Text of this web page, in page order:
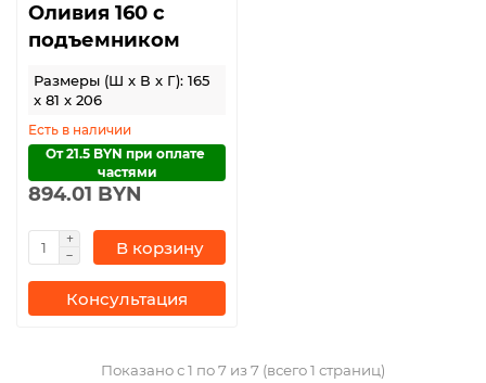
Оливия 160 с
подъемником
Размеры (Ш x В x Г): 165
x 81 x 206
Есть в наличии
От 21.5 BYN при оплате
частями
894.01 BYN
В корзину
Консультация
Показано с 1 по 7 из 7 (всего 1 страниц)